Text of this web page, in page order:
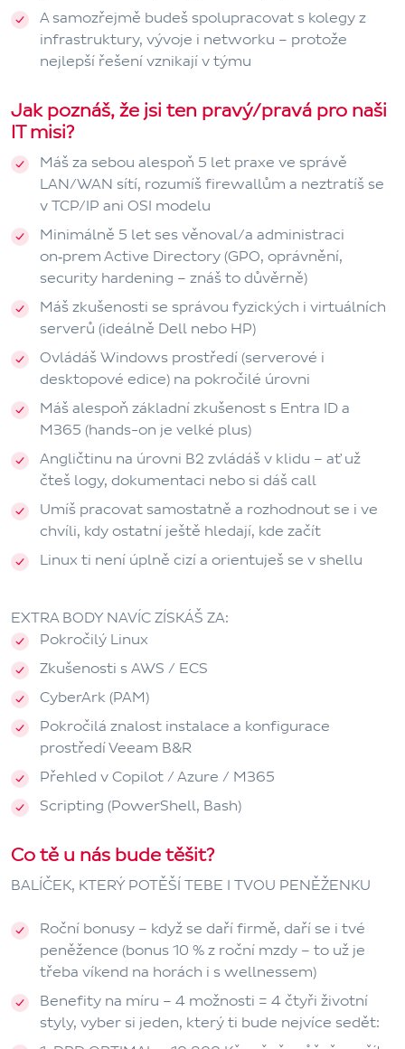
A samozřejmě budeš spolupracovat s kolegy z
infrastruktury, vývoje i networku – protože
nejlepší řešení vznikají v týmu
Jak poznáš, že jsi ten pravý/pravá pro naši
IT misi?
Máš za sebou alespoň 5 let praxe ve správě
LAN/WAN sítí, rozumíš firewallům a neztratíš se
v TCP/IP ani OSI modelu
Minimálně 5 let ses věnoval/a administraci
on‑prem Active Directory(GPO, oprávnění,
security hardening – znáš to důvěrně)
Máš zkušenosti se správou fyzických i virtuálních
serverů (ideálně Dell nebo HP)
OvládášWindows prostředí(serverové i
desktopové edice) na pokročilé úrovni
Máš alespoň základní zkušenost s Entra ID a
M365 (hands-on je velké plus)
Angličtinu na úrovni B2 zvládáš v klidu – ať už
čteš logy, dokumentaci nebo si dáš call
Umíš pracovat samostatně a rozhodnout se i ve
chvíli, kdy ostatní ještě hledají, kde začít
Linux ti není úplně cizí a orientuješ se v shellu
EXTRA BODY NAVÍC ZÍSKÁŠ ZA:
Pokročilý Linux
Zkušenosti sAWS / ECS
CyberArk (PAM)
Pokročilá znalost instalace a konfigurace
prostředí Veeam B&R
Přehled vCopilot / Azure / M365
Scripting (PowerShell, Bash)
Co tě u nás bude těšit?
BALÍČEK, KTERÝ POTĚŠÍ TEBE I TVOU PENĚŽENKU
Roční bonusy – když se daří firmě, daří se i tvé
peněžence (bonus 10 % z roční mzdy – to už je
třeba víkend na horách i s wellnessem)
Benefity na míru – 4 možnosti = 4 čtyři životní
styly, vyber si jeden, který ti bude nejvíce sedět: